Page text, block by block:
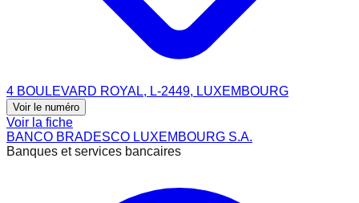
4 BOULEVARD ROYAL, L-2449, LUXEMBOURG
Voir le numéro
Voir la fiche
BANCO BRADESCO LUXEMBOURG S.A.
Banques et services bancaires